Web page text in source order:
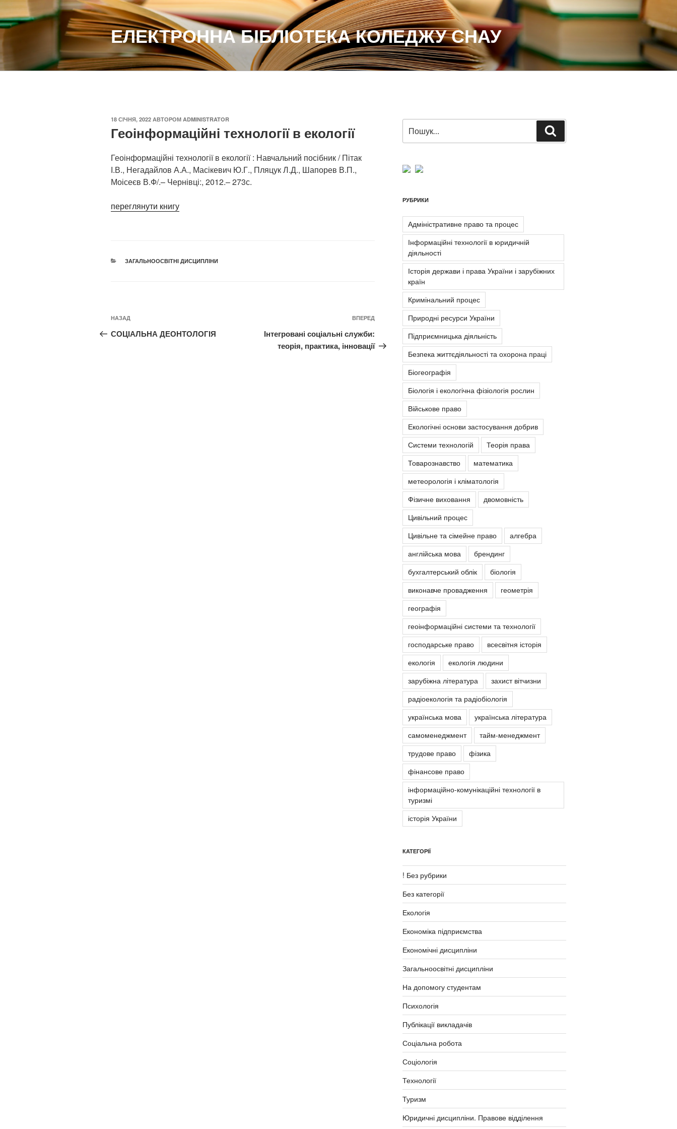
Перейти
до
вмісту
ЕЛЕКТРОННА БІБЛІОТЕКА КОЛЕДЖУ СНАУ
ОПУБЛІКОВАНО
18 СІЧНЯ, 2022 АВТОРОМ ADMINISTRATOR
Геоінформаційні технології в екології
Геоінформаційні технології в екології : Навчальний посібник / Пітак
І.В., Негадайлов А.А., Масікевич Ю.Г., Пляцук Л.Д., Шапорев В.П.,
Моісеєв В.Ф/.– Чернівці:, 2012.– 273с.
переглянути книгу
КАТЕГОРІЇ
ЗАГАЛЬНООСВІТНІ ДИСЦИПЛІНИ
Навігація
записів
Попередній
запис:
НАЗАД
СОЦІАЛЬНА ДЕОНТОЛОГІЯ
Наступний
ВПЕРЕД
Інтегровані соціальні служби:
теорія, практика, інновації
за
запитом:
РУБРИКИ
Адміністративне право та процес
Інформаційні технології в юридичній
діяльності
Історія держави і права України і зарубіжних
країн
Кримінальний процес
Природні ресурси України
Підприємницька діяльність
Безпека життєдіяльності та охорона праці
Біогеографія
Біологія і екологічна фізіологія рослин
Військове право
Екологічні основи застосування добрив
Системи технологій
Теорія права
Товарознавство
математика
метеорологія і кліматологія
Фізичне виховання
двомовність
Цивільний процес
Цивільне та сімейне право
алгебра
англійська мова
брендинг
бухгалтерський облік
біологія
виконавче провадження
геометрія
географія
геоінформаційні системи та технології
господарське право
всесвітня історія
екологія
екологія людини
зарубіжна література
захист вітчизни
радіоекологія та радіобіологія
українська мова
українська література
самоменеджмент
тайм-менеджмент
трудове право
фізика
фінансове право
інформаційно-комунікаційні технології в
туризмі
історія України
КАТЕГОРІЇ
! Без рубрики
Без категорії
Екологія
Економіка підприємства
Економічні дисципліни
Загальноосвітні дисципліни
На допомогу студентам
Психологія
Публікації викладачів
Соціальна робота
Соціологія
Технології
Туризм
Юридичні дисципліни. Правове відділення